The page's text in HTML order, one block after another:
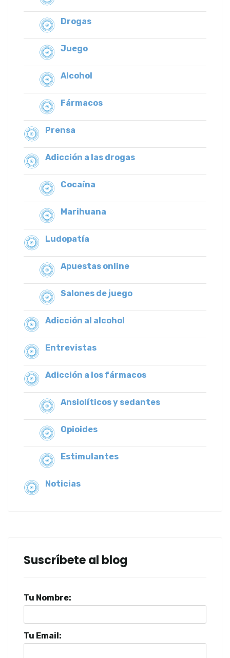
Drogas
Juego
Alcohol
Fármacos
Prensa
Adicción a las drogas
Cocaína
Marihuana
Ludopatía
Apuestas online
Salones de juego
Adicción al alcohol
Entrevistas
Adicción a los fármacos
Ansiolíticos y sedantes
Opioides
Estimulantes
Noticias
Suscríbete al blog
Tu Nombre:
Tu Email: